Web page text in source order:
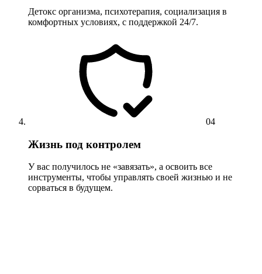
Детокс организма, психотерапия, социализация в
комфортных условиях, с поддержкой 24/7.
04
Жизнь под контролем
У вас получилось не «завязать», а освоить все
инструменты, чтобы управлять своей жизнью и не
сорваться в будущем.